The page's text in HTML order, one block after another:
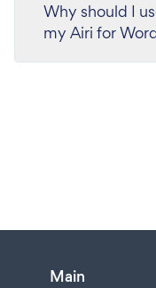
Why should I
my Airi for
Main